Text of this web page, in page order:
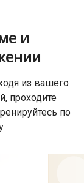
и
из вашего
проходите
по